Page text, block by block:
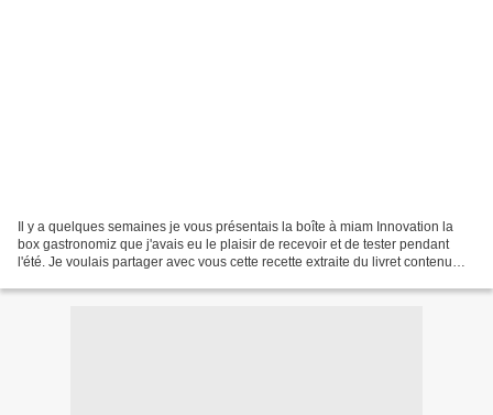
Il y a quelques semaines je vous présentais la boîte à miam Innovation la
box gastronomiz que j'avais eu le plaisir de recevoir et de tester pendant
l'été. Je voulais partager avec vous cette recette extraite du livret contenu